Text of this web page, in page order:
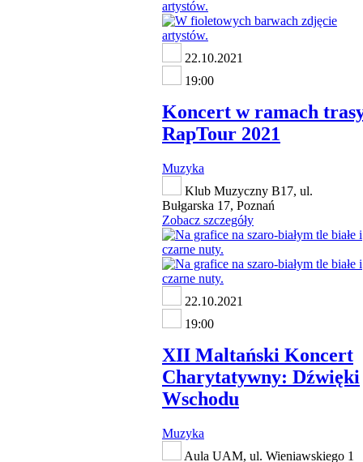
22.10.2021
19:00
Koncert w ramach
RapTour 2021
Muzyka
Klub Muzyczny B17, ul.
Bułgarska 17, Poznań
Zobacz szczegóły
22.10.2021
19:00
XII Maltański Koncert
Charytatywny: Dźwięki
Wschodu
Muzyka
Aula UAM, ul. Wieniawskiego 1